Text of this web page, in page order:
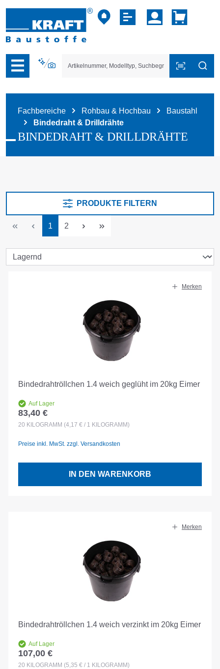
der B2B-Plattform springen
Fachbereiche Rohbau & Hochbau
Baustahl
Bindedraht & Drilldrähte
BINDEDRAHT & DRILLDRÄHTE
PRODUKTE FILTERN
Seite
1 Seite
2
Merken
Bindedrahtröllchen 1.4 weich geglüht im 20kg Eimer
Auf Lager
Regulärer Preis:
83,40 €
20 KILOGRAMM (4,17 € / 1 KILOGRAMM)
Preise inkl. MwSt. zzgl. Versandkosten
IN DEN WARENKORB
Merken
Bindedrahtröllchen 1.4 weich verzinkt im 20kg Eimer
Auf Lager
Regulärer Preis:
107,00 €
20 KILOGRAMM (5,35 € / 1 KILOGRAMM)